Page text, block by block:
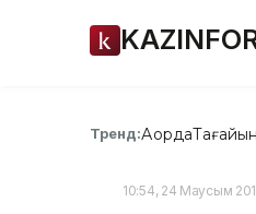
Тренд:Ақорда
10:54, 24 Маусым